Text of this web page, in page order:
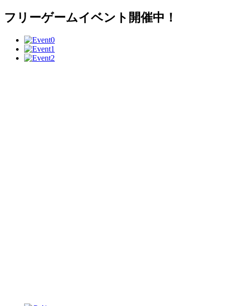
フリーゲームイベント開催中！